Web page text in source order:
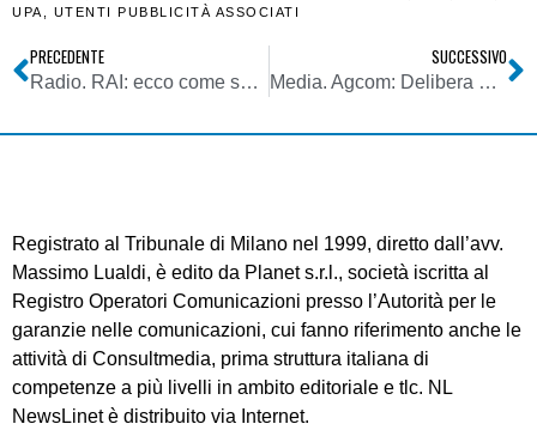
UPA, UTENTI PUBBLICITÀ ASSOCIATI
PRECEDENTE
Radio. RAI: ecco come sarà la nuova indagine sull’ascolto radiofonico. Ma c’è molto di più di quello che Mucciante dichiara
SUCCESSIVO
Media. Agcom: Delibera n.194/23/CONS modifica procedure risoluzione controversie tra utenti ed operatori di comunicazioni elettroniche o FSMA
Registrato al Tribunale di Milano nel 1999, diretto dall’avv.
Massimo Lualdi, è edito da Planet s.r.l., società iscritta al
Registro Operatori Comunicazioni presso l’Autorità per le
garanzie nelle comunicazioni, cui fanno riferimento anche le
attività di Consultmedia, prima struttura italiana di
competenze a più livelli in ambito editoriale e tlc. NL
NewsLinet è distribuito via Internet.